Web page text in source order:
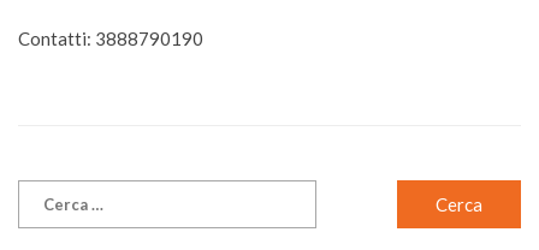
Contatti: 3888790190